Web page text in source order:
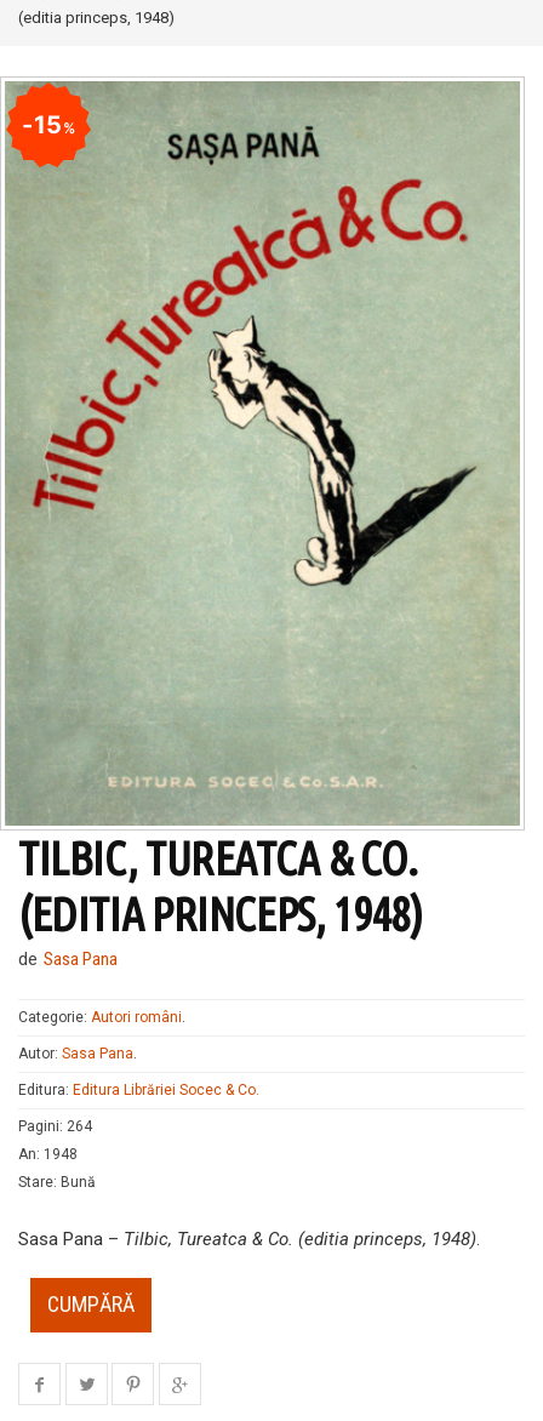
(editia princeps, 1948)
15%
TILBIC, TUREATCA & CO.
(EDITIA PRINCEPS, 1948)
de Sasa Pana
Categorie: Autori români.
Autor: Sasa Pana.
Editura: Editura Librăriei Socec & Co.
Pagini: 264
An: 1948
Stare: Bună
Sasa Pana – Tilbic, Tureatca & Co. (editia princeps, 1948).
CUMPĂRĂ